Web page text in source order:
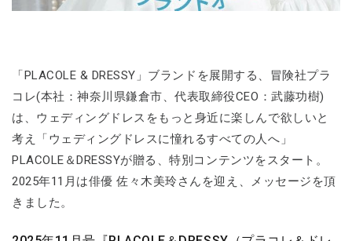
「PLACOLE & DRESSY」ブランドを展開する、冒険社プラ
コレ(本社：神奈川県鎌倉市、代表取締役CEO：武藤功樹)
は、ウェディングドレスをもっと身近に楽しんで欲しいと
考え「ウェディングドレスに憧れるすべての人へ」
PLACOLE＆DRESSYが贈る、特別コンテンツをスタート。
2025年11月は俳優 佐々木美玲さんを迎え、メッセージを頂
きました。